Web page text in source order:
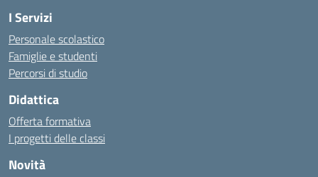
I Servizi
Personale scolastico
Famiglie e studenti
Percorsi di studio
Didattica
Offerta formativa
I progetti delle classi
Novità